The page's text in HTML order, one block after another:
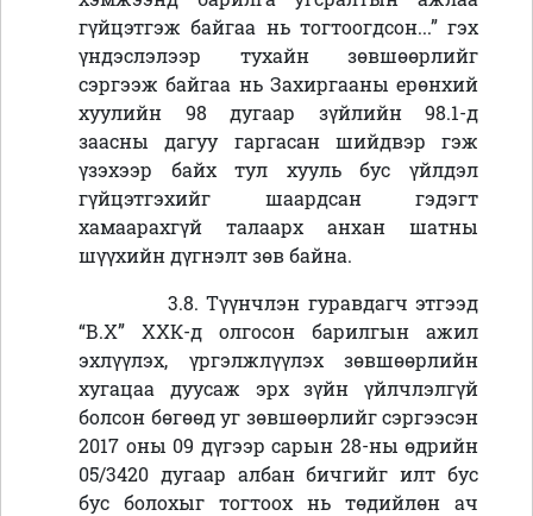
гүйцэтгэж байгаа нь тогтоогдсон...” гэх
үндэслэлээр тухайн зөвшөөрлийг
сэргээж байгаа нь Захиргааны ерөнхий
хуулийн 98 дугаар зүйлийн 98.1-д
заасны дагуу гаргасан шийдвэр гэж
үзэхээр байх тул хууль бус үйлдэл
гүйцэтгэхийг шаардсан гэдэгт
хамаарахгүй талаарх анхан шатны
шүүхийн дүгнэлт зөв байна.
3.8. Түүнчлэн гуравдагч этгээд
“В.Х” ХХК-д олгосон барилгын ажил
эхлүүлэх, үргэлжлүүлэх зөвшөөрлийн
хугацаа дуусаж эрх зүйн үйлчлэлгүй
болсон бөгөөд уг зөвшөөрлийг сэргээсэн
2017 оны 09 дүгээр сарын 28-ны өдрийн
05/3420 дугаар албан бичгийг илт бус
бус болохыг тогтоох нь төдийлөн ач